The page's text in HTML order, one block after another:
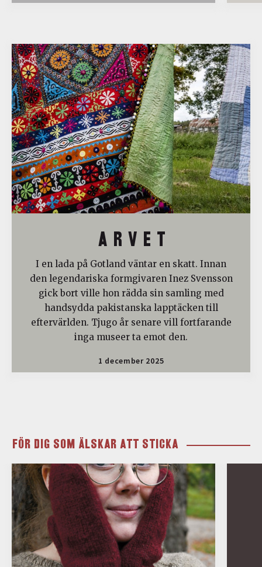
A R V E T
I en lada på Gotland väntar en skatt. Innan
den legendariska formgivaren Inez Svensson
gick bort ville hon rädda sin samling med
handsydda pakistanska lapptäcken till
eftervärlden. Tjugo år senare vill fortfarande
inga museer ta emot den.
1 december 2025
FÖR DIG SOM ÄLSKAR ATT STICKA